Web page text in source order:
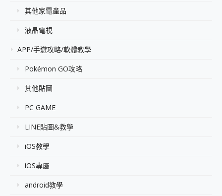
其他家電產品
液晶電視
APP/手遊攻略/軟體教學
Pokémon GO攻略
其他貼圖
PC GAME
LINE貼圖&教學
iOS教學
iOS專屬
android教學